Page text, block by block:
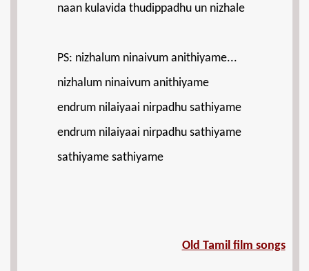
naan kulavida thudippadhu un nizhale
PS: nizhalum ninaivum anithiyame...
nizhalum ninaivum anithiyame
endrum nilaiyaai nirpadhu sathiyame
endrum nilaiyaai nirpadhu sathiyame
sathiyame sathiyame
Old Tamil film songs